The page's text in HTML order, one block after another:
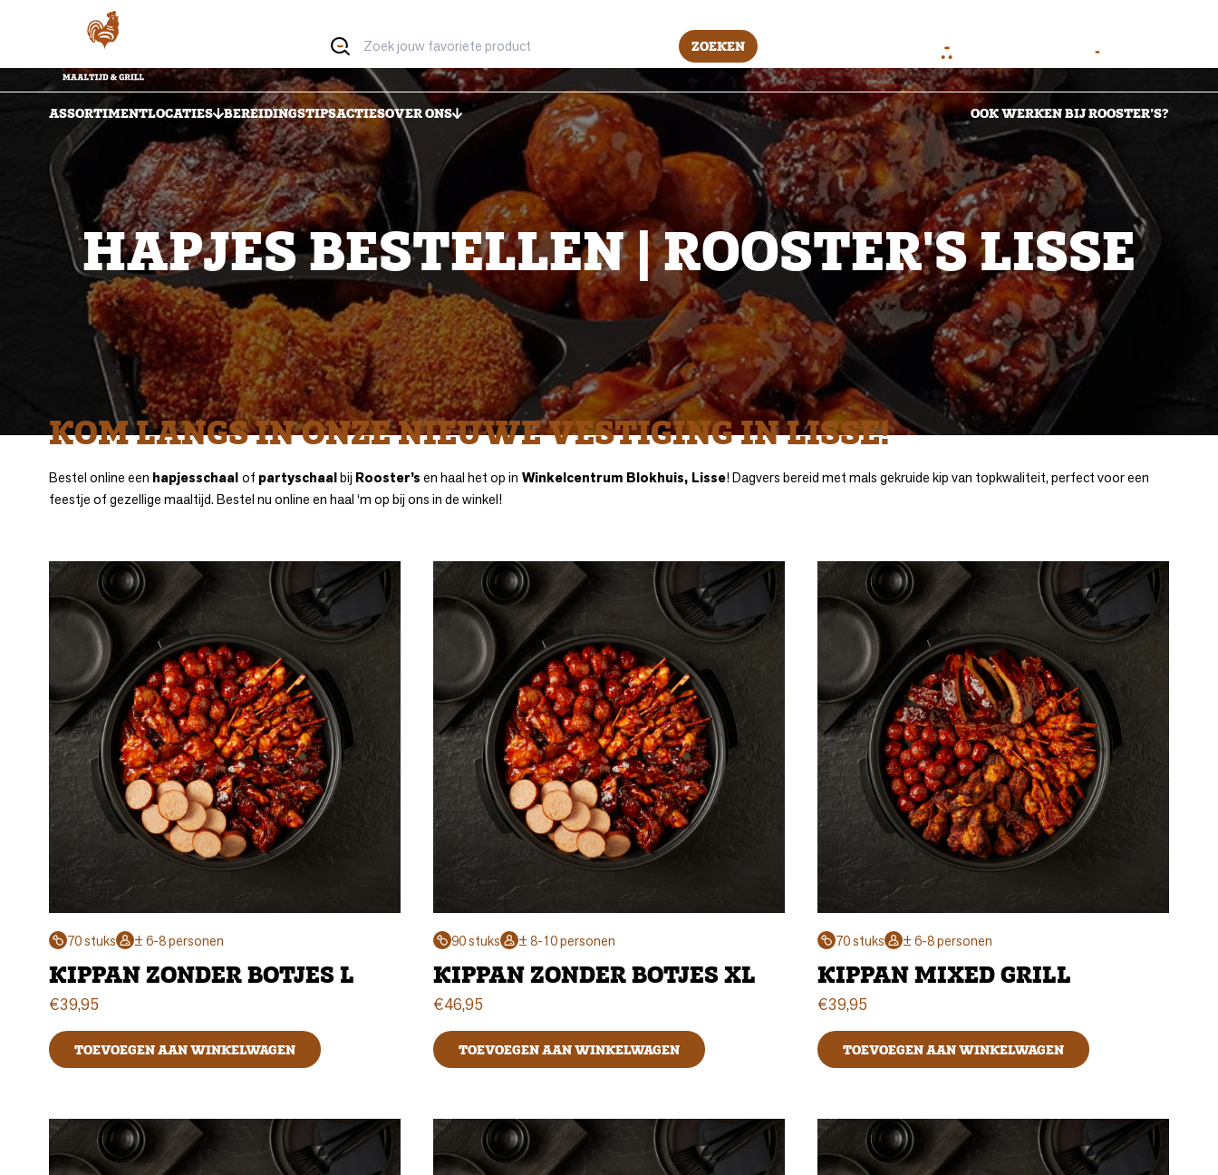
ZOEKEN
ASSORTIMENTLOCATIES BEREIDINGSTIPSACTIESOVER ONS OOK WERKEN BIJ ROOSTER’S?
HAPJES BESTELLEN | ROOSTER'S LISSE
KOM LANGS IN ONZE NIEUWE VESTIGING IN LISSE!
Bestel online een hapjesschaal of partyschaalbij Rooster’s en haal het op in Winkelcentrum Blokhuis, Lisse! Dagvers bereid met mals gekruide kip van topkwaliteit, perfect voor een
feestje of gezellige maaltijd. Bestel nu online en haal ‘m op bij ons in de winkel!
70 stuks ± 6-8 personen
KIPPAN ZONDER BOTJES L
€39,95
TOEVOEGEN AAN WINKELWAGEN
90 stuks ± 8-10 personen
KIPPAN ZONDER BOTJES XL
€46,95
TOEVOEGEN AAN WINKELWAGEN
70 stuks ± 6-8 personen
KIPPAN MIXED GRILL
€39,95
TOEVOEGEN AAN WINKELWAGEN